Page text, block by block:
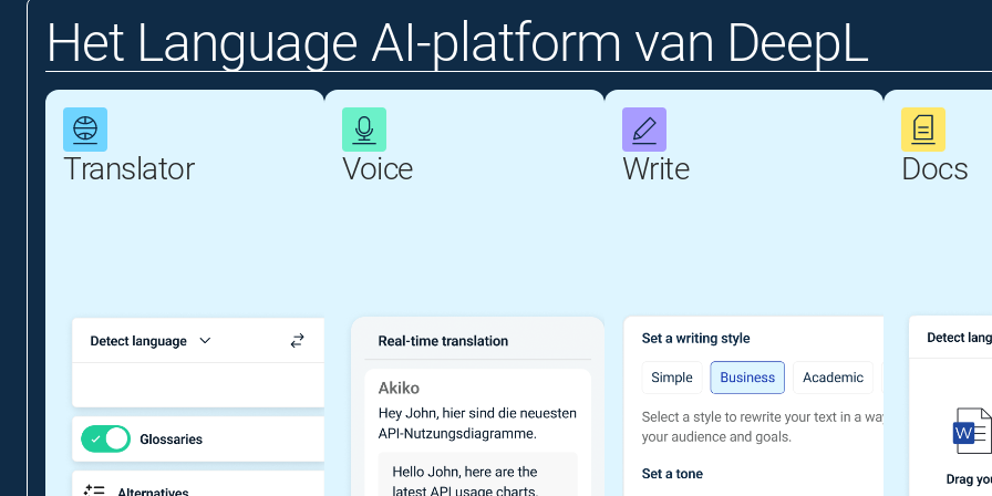
Het Language AI-platform van DeepL
Translator Voice Write Docs